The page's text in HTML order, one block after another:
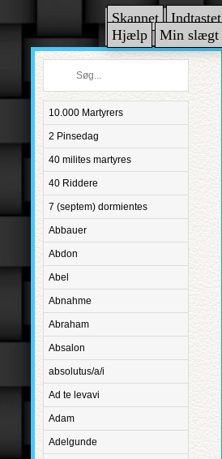
Skannet Indtastet
Hjælp
Min slægt
10.000 Martyrers
2 Pinsedag
40 milites martyres
40 Riddere
7 (septem) dormientes
Abbauer
Abdon
Abel
Abnahme
Abraham
Absalon
absolutus/a/i
Ad te levavi
Adam
Adelgunde